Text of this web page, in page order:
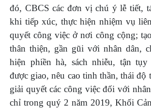
đó, CBCS các đơn vị chú ý lễ tiết,
khi tiếp xúc, thực hiện nhiệm vụ
quyết công việc ở nơi công cộng;
thân thiện, gần gũi với nhân dân,
hiện phiền hà, sách nhiễu, tận
được giao, nêu cao tinh thần, thái độ
giải quyết các công việc đối với
chỉ trong quý 2 năm 2019, Khối